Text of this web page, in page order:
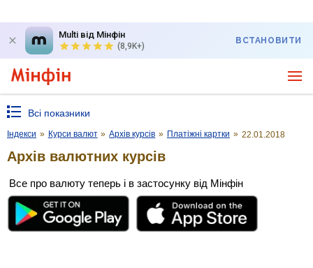
Multi від Мінфін
(8,9K+)
ВСТАНОВИТИ
Всі показники
Індекси » Курси валют » Архів курсів » Платіжні картки » 22.01.2018
Архів валютних курсів
Все про валюту теперь і в застосунку від Мінфін